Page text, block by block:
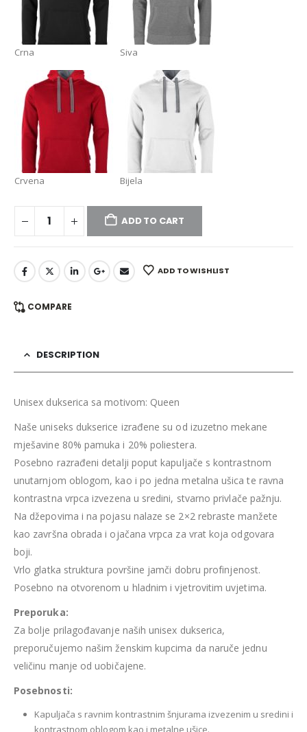
Crna Siva
Crvena Bijela
ADD TO CART
ADD TO WISHLIST
COMPARE
DESCRIPTION
Unisex dukserica sa motivom: Queen
Naše uniseks dukserice izrađene su od izuzetno mekane
mješavine 80% pamuka i 20% poliestera.
Posebno razrađeni detalji poput kapuljače s kontrastnom
unutarnjom oblogom, kao i po jedna metalna ušica te ravna
kontrastna vrpca izvezena u sredini, stvarno privlače pažnju.
Na džepovima i na pojasu nalaze se 2×2 rebraste manžete
kao završna obrada i ojačana vrpca za vrat koja odgovara
boji.
Vrlo glatka struktura površine jamči dobru profinjenost.
Posebno na otvorenom u hladnim i vjetrovitim uvjetima.
Preporuka:
Za bolje prilagođavanje naših unisex dukserica,
preporučujemo našim ženskim kupcima da naruče jednu
veličinu manje od uobičajene.
Posebnosti:
Kapuljača s ravnim kontrastnim šnjurama izvezenim u sredini i
kontrastnom oblogom kao i metalne ušice.